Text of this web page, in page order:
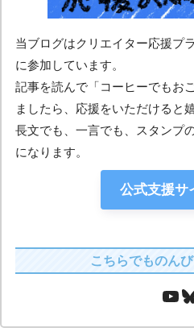
当ブログはクリエイター応援プ
に参加しています。
記事を読んで「コーヒーでもお
ましたら、応援をいただけると
長文でも、一言でも、スタンプ
になります。
公式支援サ
こちらでものん